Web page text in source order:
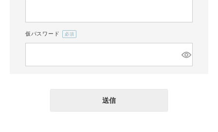
CATEGORY
ナチュラル服
仮パスワード
送信